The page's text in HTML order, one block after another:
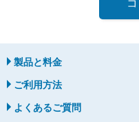
製品と料金
ご利用方法
よくあるご質問